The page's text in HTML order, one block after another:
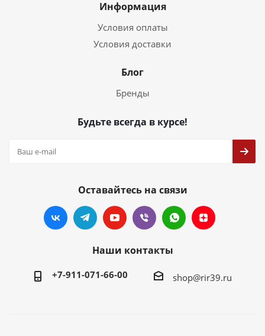
Информация
Условия оплаты
Условия доставки
Блог
Бренды
Будьте всегда в курсе!
Оставайтесь на связи
Наши контакты
+7-911-071-66-00 shop@rir39.ru